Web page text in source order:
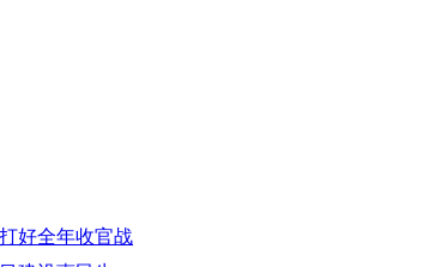
好全年收官战